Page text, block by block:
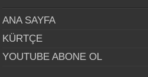
ANA SAYFA
KÜRTÇE
YOUTUBE ABONE OL